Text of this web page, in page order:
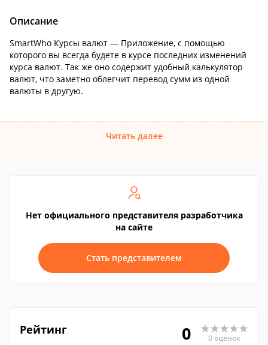
Описание
SmartWho Курсы валют — Приложение, с помощью
которого вы всегда будете в курсе последних изменений
курса валют. Так же оно содержит удобный калькулятор
валют, что заметно облегчит перевод сумм из одной
валюты в другую.
Читать далее
Нет официального представителя разработчика
на сайте
Стать представителем
Рейтинг 0 0 оценок